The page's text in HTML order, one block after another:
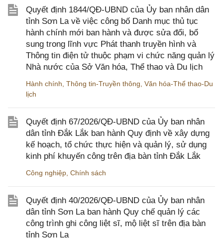
Quyết định 1844/QĐ-UBND của Ủy ban nhân dân
tỉnh Sơn La về việc công bố Danh mục thủ tục
hành chính mới ban hành và được sửa đổi, bổ
sung trong lĩnh vực Phát thanh truyền hình và
Thông tin điện tử thuộc phạm vi chức năng quản lý
Nhà nước của Sở Văn hóa, Thể thao và Du lịch
Hành chính Thông tin-Truyền thông Văn hóa-Thể thao-Du
lịch
Quyết định 67/2026/QĐ-UBND của Ủy ban nhân
dân tỉnh Đắk Lắk ban hành Quy định về xây dựng
kế hoạch, tổ chức thực hiện và quản lý, sử dụng
kinh phí khuyến công trên địa bàn tỉnh Đắk Lắk
Công nghiệp Chính sách
Quyết định 40/2026/QĐ-UBND của Ủy ban nhân
dân tỉnh Sơn La ban hành Quy chế quản lý các
công trình ghi công liệt sĩ, mộ liệt sĩ trên địa bàn
tỉnh Sơn La